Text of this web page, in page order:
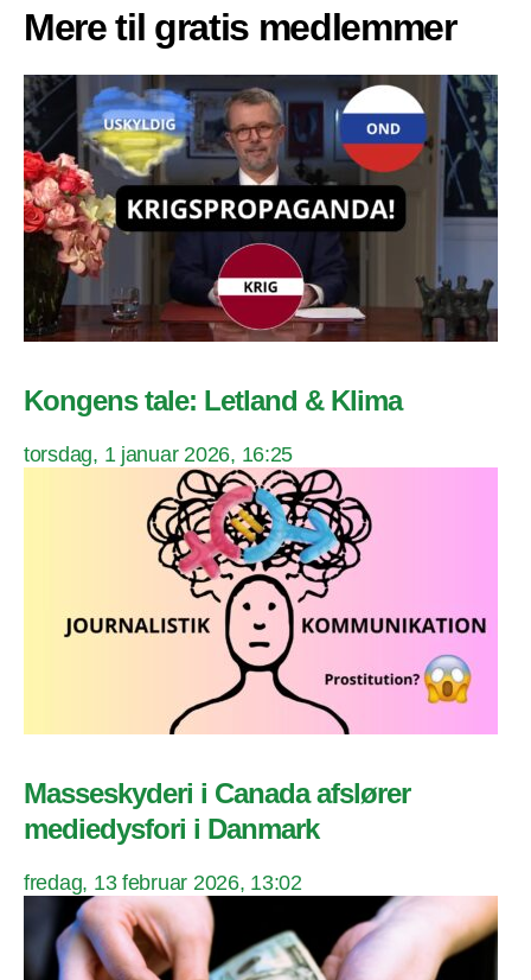
Mere til gratis medlemmer
Kongens tale: Letland & Klima
torsdag, 1 januar 2026, 16:25
Masseskyderi i Canada afslører
mediedysfori i Danmark
fredag, 13 februar 2026, 13:02